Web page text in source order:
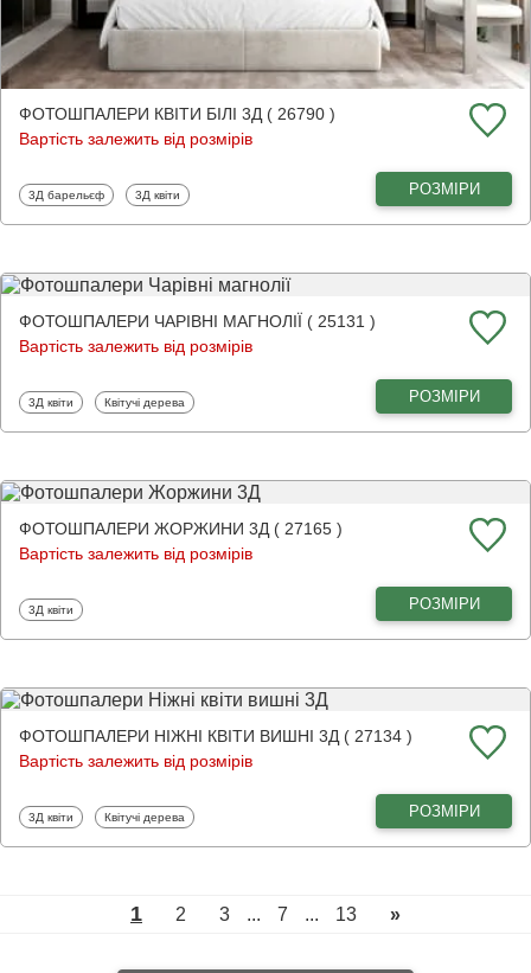
ФОТОШПАЛЕРИ КВІТИ БІЛІ 3Д ( 26790 )
Вартість залежить від розмірів
Фотошпалери
3Д барельєф Фотошпалери
3Д квіти РОЗМІРИ
ФОТОШПАЛЕРИ ЧАРІВНІ МАГНОЛІЇ ( 25131 )
Вартість залежить від розмірів
Фотошпалери
3Д квіти Фотошпалери
Квітучі дерева РОЗМІРИ
ФОТОШПАЛЕРИ ЖОРЖИНИ 3Д ( 27165 )
Вартість залежить від розмірів
Фотошпалери
3Д квіти РОЗМІРИ
ФОТОШПАЛЕРИ НІЖНІ КВІТИ ВИШНІ 3Д ( 27134 )
Вартість залежить від розмірів
Фотошпалери
3Д квіти Фотошпалери
Квітучі дерева РОЗМІРИ
1 2 3 ... 7 ... 13 »